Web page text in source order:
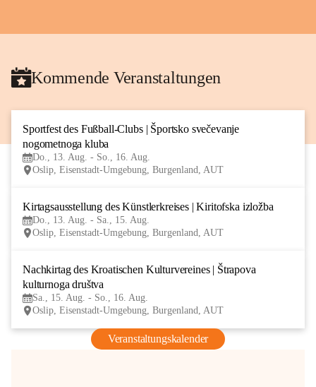
Kommende Veranstaltungen
Sportfest des Fußball-Clubs | Športsko svečevanje
nogometnoga kluba
Do., 13. Aug. - So., 16. Aug.
Oslip, Eisenstadt-Umgebung, Burgenland, AUT
Kirtagsausstellung des Künstlerkreises | Kiritofska izložba
Do., 13. Aug. - Sa., 15. Aug.
Oslip, Eisenstadt-Umgebung, Burgenland, AUT
Nachkirtag des Kroatischen Kulturvereines | Štrapova
kulturnoga društva
Sa., 15. Aug. - So., 16. Aug.
Oslip, Eisenstadt-Umgebung, Burgenland, AUT
Veranstaltungskalender